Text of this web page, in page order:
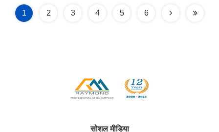
1 2 3 4 5 6
सोशल मीडिया